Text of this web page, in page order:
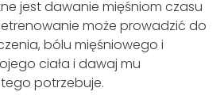
jest dawanie mięśniom czasu
może prowadzić do
bólu mięśniowego i
ciała i dawaj mu
potrzebuje.